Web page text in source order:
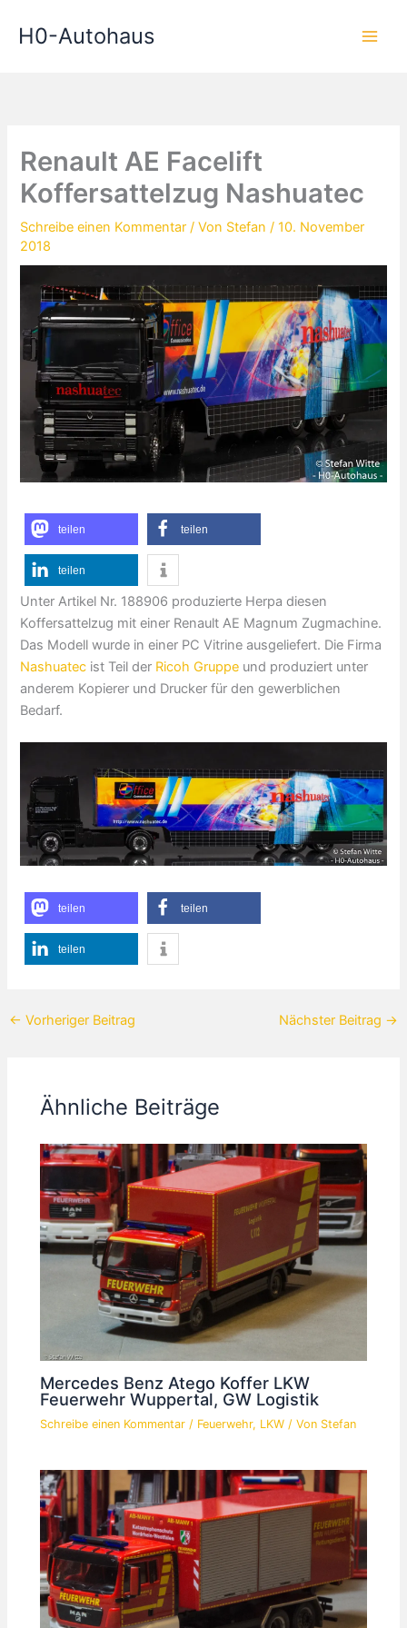
InhaltH0-Autohaus
Renault AE Facelift
Koffersattelzug Nashuatec
Schreibe einen Kommentar / Von Stefan/10. November
2018
teilen teilen
teilen
Unter Artikel Nr. 188906 produzierte Herpa diesen
Koffersattelzug mit einer Renault AE Magnum Zugmachine.
Das Modell wurde in einer PC Vitrine ausgeliefert. Die Firma
Nashuatec ist Teil der Ricoh Gruppe und produziert unter
anderem Kopierer und Drucker für den gewerblichen
Bedarf.
teilen teilen
teilen
← Vorheriger Beitrag Nächster Beitrag →
Ähnliche Beiträge
Mercedes Benz Atego Koffer LKW
Feuerwehr Wuppertal, GW Logistik
Schreibe einen Kommentar / Feuerwehr, LKW / Von Stefan